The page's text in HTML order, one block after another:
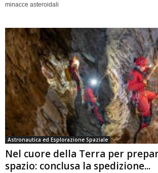
minacce asteroidali
Astronautica ed Esplorazione Spaziale
Nel cuore della Terra per
spazio: conclusa la spedizione...